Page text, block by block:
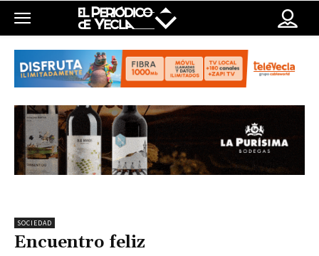
SOCIEDAD
Encuentro feliz